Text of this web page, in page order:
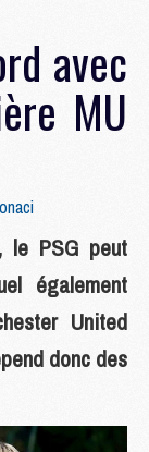
avec
MU
le PSG peut
également
United
donc des